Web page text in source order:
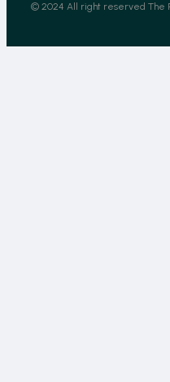
© 2024 All right reserved The